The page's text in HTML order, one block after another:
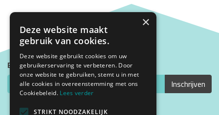
Blijf op de hoogte met onze nieuwsbrief
×
Deze website maakt
gebruik van cookies.
Deze website gebruikt cookies om uw
gebruikerservaring te verbeteren. Door
onze website te gebruiken, stemt u in met
alle cookies in overeenstemming met ons
Cookiebeleid. Lees verder
STRIKT NOODZAKELIJK